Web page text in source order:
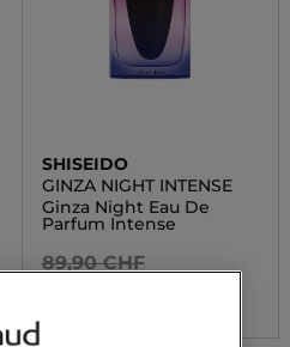
SHISEIDO
GINZA NIGHT INTENSE
Ginza Night Eau De
Parfum Intense
89,90 CHF